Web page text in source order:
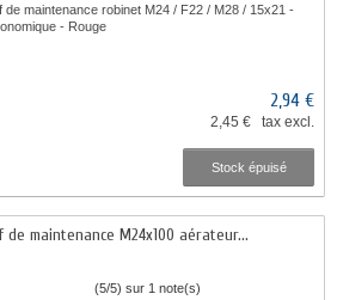
de maintenance robinet M24 / F22 / M28 / 15x21 -
- Rouge
2,94 €
2,45 € tax excl.
Stock épuisé
de maintenance M24x100 aérateur...
(5/5) sur 1 note(s)